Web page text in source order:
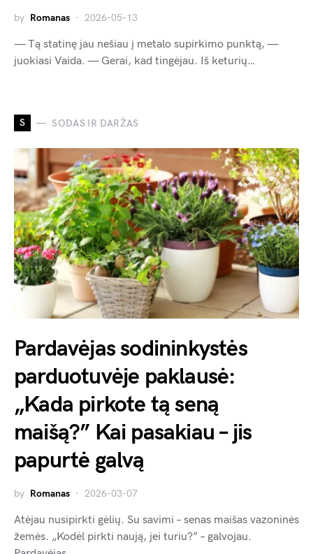
by Romanas 2026-05-13
— Tą statinę jau nešiau į metalo supirkimo punktą, —
juokiasi Vaida. — Gerai, kad tingėjau. Iš keturių…
S SODAS IR DARŽAS
Pardavėjas sodininkystės
parduotuvėje paklausė:
„Kada pirkote tą seną
maišą?” Kai pasakiau – jis
papurtė galvą
by Romanas 2026-03-07
Atėjau nusipirkti gėlių. Su savimi – senas maišas vazoninės
žemės. „Kodėl pirkti naują, jei turiu?” – galvojau.